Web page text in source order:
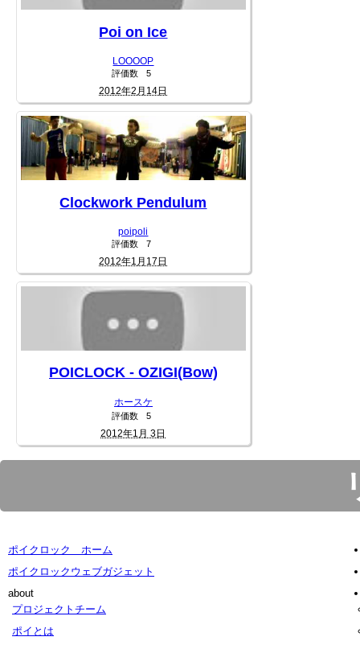
Poi on Ice
LOOOOP
評価数 5
2012年2月14日
Clockwork Pendulum
poipoli
評価数 7
2012年1月17日
POICLOCK - OZIGI(Bow)
ホースケ
評価数 5
2012年1月 3日
ポイクロック ホーム
ポイクロックウェブガジェット
about
プロジェクトチーム
ポイとは